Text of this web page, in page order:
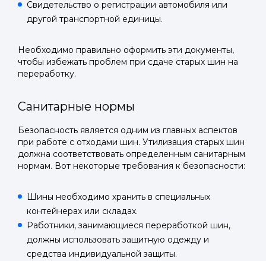
Войти в
Мы отправим код для входа на ваш
номер телефона.
Отправить код
Отправьте заявку через мессенджер-бот — магазины
AI-оценка прямо в чате.
Telegram
или подайте через форму на сайте
Войти в ЛК и заполнить форму
Отправьте заявку через мессенджер-бот — магазины
AI-оценка прямо в чате.
Telegram
или подайте через форму на сайте
Войти в ЛК и заполнить форму
Свидетельство о регистрации автомобиля или
другой транспортной единицы.
Необходимо правильно оформить эти документы,
чтобы избежать проблем при сдаче старых шин на
переработку.
Санитарные нормы
Безопасность является одним из главных аспектов
при работе с отходами шин. Утилизация старых шин
должна соответствовать определенным санитарным
нормам. Вот некоторые требования к безопасности:
Шины необходимо хранить в специальных
контейнерах или складах.
Работники, занимающиеся переработкой шин,
должны использовать защитную одежду и
средства индивидуальной защиты.